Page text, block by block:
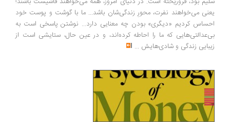
یعنی می‌خواهند نفرت، محورِ زندگی‌شان باشد... ما با گوشت و پوست خود
احساس کردیم «دیگری» بودن چه معنایی دارد... نوشتن پاسخی است به
بی‌عدالتی‌هایی که ما را احاطه کرده‌اند، و در عین حال، ستایشی است از
زیبایی زندگی و شادی‌هایش ...